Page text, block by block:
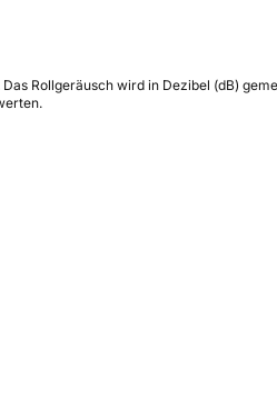
Rollgeräusch wird in Dezibel (dB)